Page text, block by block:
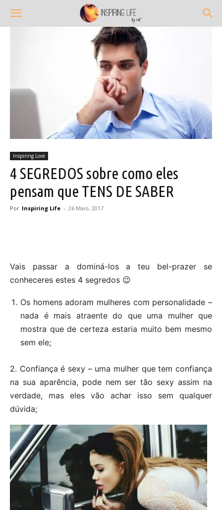
Inspiring Love
4 SEGREDOS sobre como eles
pensam que TENS DE SABER
Por Inspiring Life - 26 Maio, 2017
Vais passar a dominá-los a teu bel-prazer se
conheceres estes 4 segredos 😉
Os homens adoram mulheres com personalidade –
nada é mais atraente do que uma mulher que
mostra que de certeza estaria muito bem mesmo
sem ele;
2. Confiança é sexy – uma mulher que tem confiança
na sua aparência, pode nem ser tão sexy assim na
verdade, mas eles vão achar isso sem qualquer
dúvida;